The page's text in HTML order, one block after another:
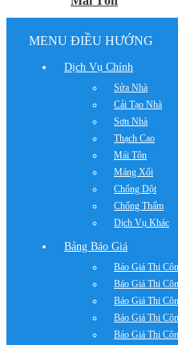
MENU ĐIỀU HƯỚNG
Dịch Vụ Chính
Sửa Nhà
Cải Tạo Nhà
Sơn Nhà
Thạch Cao
Mái Tôn
Máng Xối
Chống Dột
Chống Thấm
Dịch Vụ Khác
Bảng Báo Giá
Báo Giá Thi
Báo Giá Thi
Báo Giá Thi
Báo Giá Thi
Báo Giá Thi